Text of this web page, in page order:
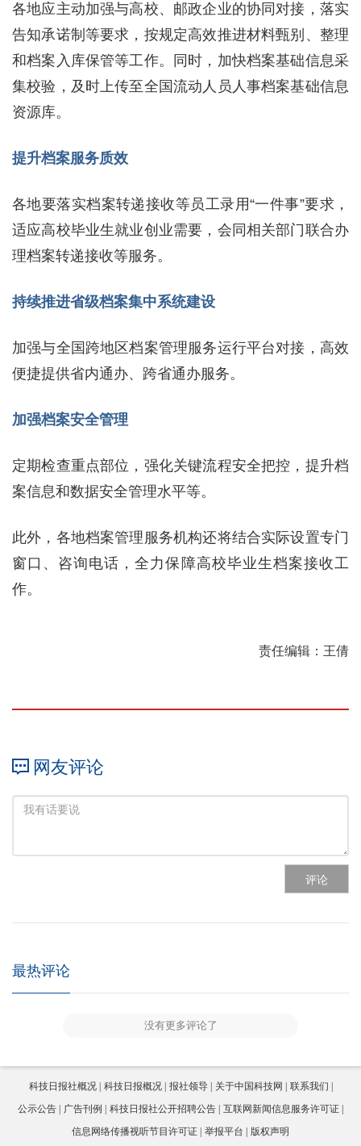
各地应主动加强与高校、邮政企业的协同对接，落实
告知承诺制等要求，按规定高效推进材料甄别、整理
和档案入库保管等工作。同时，加快档案基础信息采
集校验，及时上传至全国流动人员人事档案基础信息
资源库。
提升档案服务质效
各地要落实档案转递接收等员工录用“一件事”要求，
适应高校毕业生就业创业需要，会同相关部门联合办
理档案转递接收等服务。
持续推进省级档案集中系统建设
加强与全国跨地区档案管理服务运行平台对接，高效
便捷提供省内通办、跨省通办服务。
加强档案安全管理
定期检查重点部位，强化关键流程安全把控，提升档
案信息和数据安全管理水平等。
此外，各地档案管理服务机构还将结合实际设置专门
窗口、咨询电话，全力保障高校毕业生档案接收工
作。
责任编辑：王倩
网友评论
评论
最热评论
没有更多评论了
科技日报社概况 科技日报概况 报社领导 关于中国科技网
联系我们
公示公告
广告刊例 科技日报社公开招聘公告
互联网新闻信息服务许可证
信息网络传播视听节目许可证
举报平台 版权声明